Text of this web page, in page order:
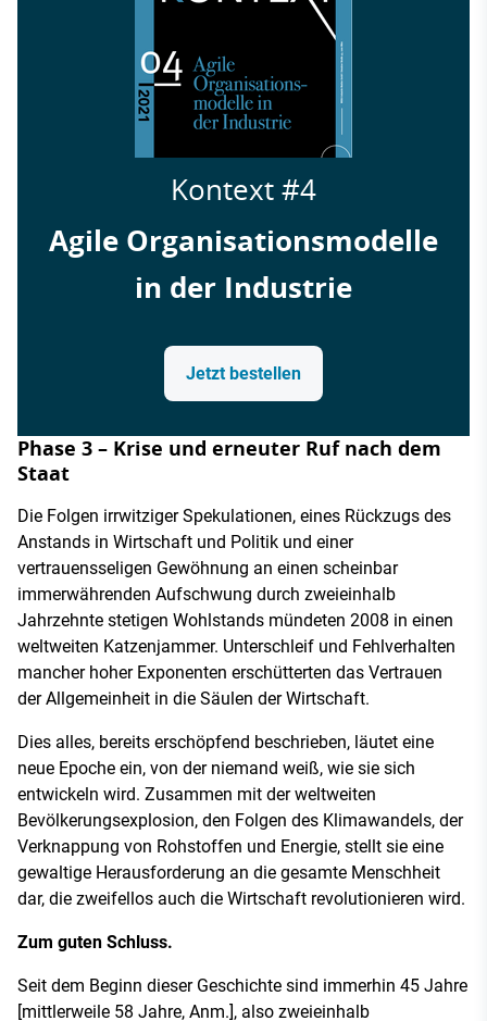
Kontext #4
Agile Organisationsmodelle
in der Industrie
Jetzt bestellen
Phase 3 – Krise und erneuter Ruf nach dem
Staat
Die Folgen irrwitziger Spekulationen, eines Rückzugs des
Anstands in Wirtschaft und Politik und einer
vertrauensseligen Gewöhnung an einen scheinbar
immerwährenden Aufschwung durch zweieinhalb
Jahrzehnte stetigen Wohlstands mündeten 2008 in einen
weltweiten Katzenjammer. Unterschleif und Fehlverhalten
mancher hoher Exponenten erschütterten das Vertrauen
der Allgemeinheit in die Säulen der Wirtschaft.
Dies alles, bereits erschöpfend beschrieben, läutet eine
neue Epoche ein, von der niemand weiß, wie sie sich
entwickeln wird. Zusammen mit der weltweiten
Bevölkerungsexplosion, den Folgen des Klimawandels, der
Verknappung von Rohstoffen und Energie, stellt sie eine
gewaltige Herausforderung an die gesamte Menschheit
dar, die zweifellos auch die Wirtschaft revolutionieren wird.
Zum guten Schluss.
Seit dem Beginn dieser Geschichte sind immerhin 45 Jahre
[mittlerweile 58 Jahre, Anm.], also zweieinhalb